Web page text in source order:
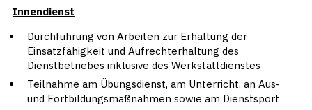
Innendienst
Durchführung von Arbeiten zur Erhaltung der
Einsatzfähigkeit und Aufrechterhaltung des
Dienstbetriebes inklusive des Werkstattdienstes
Teilnahme am Übungsdienst, am Unterricht, an Aus-
und Fortbildungsmaßnahmen sowie am Dienstsport